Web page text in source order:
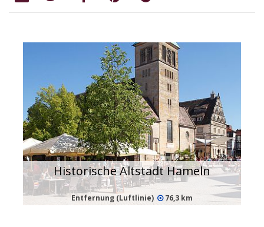
Historische Altstadt Hameln
Entfernung (Luftlinie) 76,3 km